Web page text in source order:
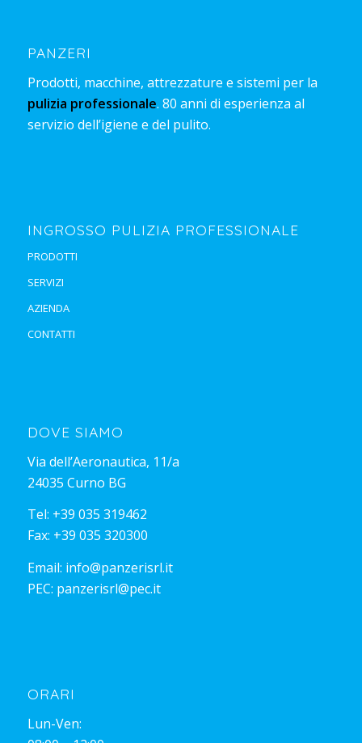
PANZERI
Prodotti, macchine, attrezzature e sistemi per la
pulizia professionale. 80 anni di esperienza al
servizio dell’igiene e del pulito.
INGROSSO PULIZIA PROFESSIONALE
PRODOTTI
SERVIZI
AZIENDA
CONTATTI
DOVE SIAMO
Via dell’Aeronautica, 11/a
24035 Curno BG
Tel: +39 035 319462
Fax: +39 035 320300
Email: info@panzerisrl.it
PEC: panzerisrl@pec.it
ORARI
Lun-Ven: